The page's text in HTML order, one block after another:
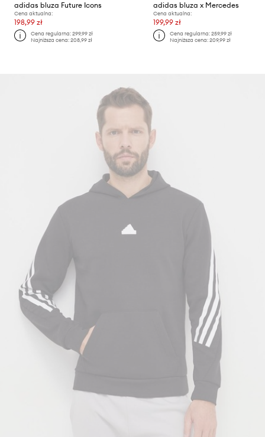
adidas bluza Future Icons
Cena aktualna:
198,99 zł
Cena regularna:299,99 zł
Najniższa cena:208,99 zł
adidas bluza x Mercedes
Cena aktualna:
199,99 zł
Cena regularna: 259,99 zł
Najniższa cena: 209,99 zł